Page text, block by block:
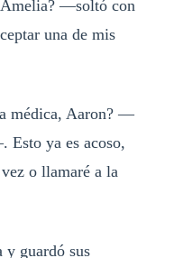
—soltó con
una de mis
médica, Aaron? —
Esto ya es acoso,
o llamaré a la
y guardó sus